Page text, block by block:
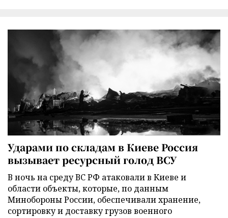
Ударами по складам в Киеве Россия
вызывает ресурсный голод ВСУ
В ночь на среду ВС РФ атаковали в Киеве и
области объекты, которые, по данным
Минобороны России, обеспечивали хранение,
сортировку и доставку грузов военного